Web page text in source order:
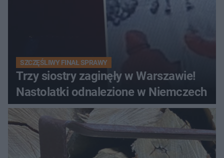
SZCZĘŚLIWY FINAŁ SPRAWY
Trzy siostry zaginęły w Warszawie!
Nastolatki odnalezione w Niemczech